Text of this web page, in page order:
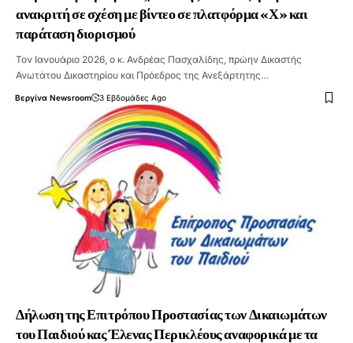
ανακριτή σε σχέση με βίντεο σε πλατφόρμα «Χ» και
παράταση διορισμού
Τον Ιανουάριο 2026, ο κ. Ανδρέας Πασχαλίδης, πρώην Δικαστής
Ανωτάτου Δικαστηρίου και Πρόεδρος της Ανεξάρτητης…
Βεργίνα Newsroom 3 Εβδομάδες Ago
Δήλωση της Επιτρόπου Προστασίας των Δικαιωμάτων
του Παιδιού κας Έλενας Περικλέους αναφορικά με τα